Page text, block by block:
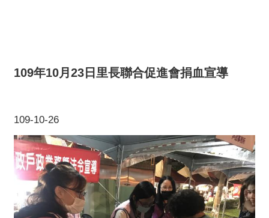
109年10月23日里長聯合促進會捐血宣導
109-10-26